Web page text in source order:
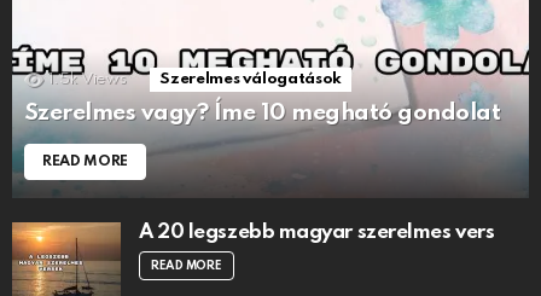
1.5k Views Szerelmes válogatások
Szerelmes vagy? Íme 10 megható gondolat
READ MORE
A 20 legszebb magyar szerelmes vers
READ MORE